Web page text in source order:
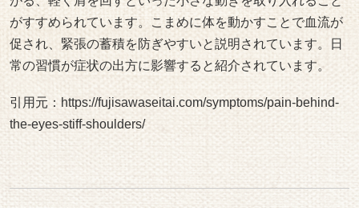
がすすめられています。こまめに体を動かすことで血流が
促され、緊張の蓄積を防ぎやすいと説明されています。日
常の習慣が症状の出方に影響すると紹介されています。
引用元： https://fujisawaseitai.com/symptoms/pain-behind-
the-eyes-stiff-shoulders/